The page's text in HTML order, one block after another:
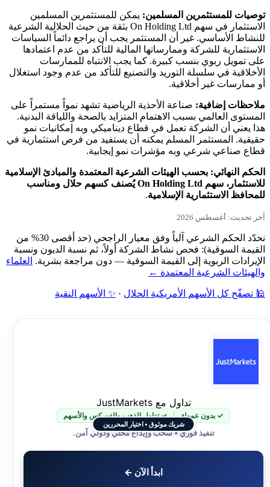
توصيات للمستثمرين المسلمين:يمكن للمستثمرين المسلمين
الاستثمار في سهم On Holding Ltd بثقة من حيث الحلالية الشرعية
للنشاط الأساسي. غير أن المستثمر يجب أن يراجع دائماً السياسات
الاستثمارية للشركة وممارساتها المالية للتأكد من عدم اعتمادها
على تمويل ربوي بنسب كبيرة. كما يجب الانتباه للممارسات
الأخلاقية في سلسلة التوريد والتصنيع للتأكد من عدم وجود استغلال
أو ممارسات غير أخلاقية.
ملاحظات إضافية:صناعة الأحذية الرياضية تشهد نمواً مستمراً على
المستوى العالمي بسبب الاهتمام المتزايد بالصحة واللياقة البدنية.
هذا يعني أن الشركة تعمل في قطاع ديناميكي وبه إمكانيات نمو
حقيقية. المستثمر المسلم يمكنه أن يستفيد من فرص استثمارية في
قطاع صناعي شرعي وبه مؤشرات نمو إيجابية.
الحكم النهائي: بحسب الهيئات الشرعية المعتمدة والمبادئ الإسلامية
للاستثمار، سهم On Holding Ltd يُصنف كسهم حلال ومناسب
للمحافظ الاستثمارية الإسلامية.
آخر تحديث: أغسطس 2026
نحدّد الحكم الشرعي آلياً وفق معيار الراجحي (حد أقصى 30% من
القيمة السوقية): فحص نشاط الشركة أولاً، ثم نسبة الديون ونسبة
الإيرادات الربوية إلى القيمة السوقية — دون مراجعة بشرية. العلماء
والهيئات الشرعية المعتمدة ←
🕌 تصفّح كل الأسهم الأمريكية الحلال · ✨ الأسهم النقية
شريك موثوق • اختيار المحررين
تداول مع JustMarkets
✓ بدون عمولة ✓ تداول الذهب والفوركس والأسهم
تنفيذ فوري • سحب وإيداع محلي ودولي آمن.
ابدأ الآن ←